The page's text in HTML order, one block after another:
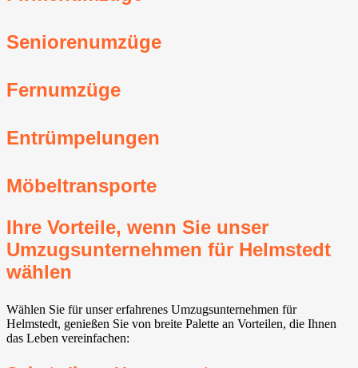
Seniorenumzüge
Fernumzüge
Entrümpelungen
Möbeltransporte
Ihre Vorteile, wenn Sie unser
Umzugsunternehmen für Helmstedt
wählen
Wählen Sie für unser erfahrenes Umzugsunternehmen für
Helmstedt, genießen Sie von breite Palette an Vorteilen, die Ihnen
das Leben vereinfachen: